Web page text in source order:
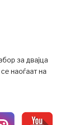
за двајца
наоѓаат на